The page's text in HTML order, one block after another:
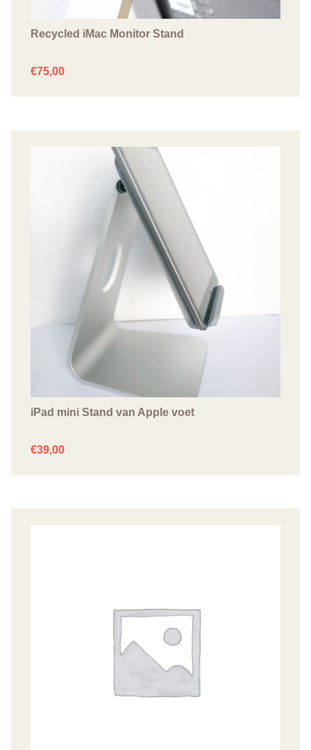
Recycled iMac Monitor Stand
€75,00
iPad mini Stand van Apple voet
€39,00